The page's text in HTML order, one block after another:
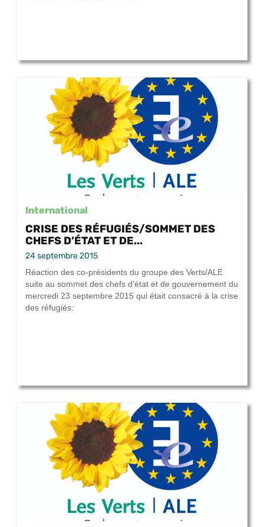
International
CRISE DES RÉFUGIÉS/SOMMET DES
CHEFS D’ÉTAT ET DE...
24 septembre 2015
Réaction des co-présidents du groupe des Verts/ALE
suite au sommet des chefs d'état et de gouvernement du
mercredi 23 septembre 2015 qui était consacré à la crise
des réfugiés: